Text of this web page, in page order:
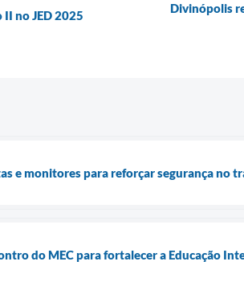
II no JED 2025
Divinópolis
e monitores para reforçar segurança no
do MEC para fortalecer a Educação